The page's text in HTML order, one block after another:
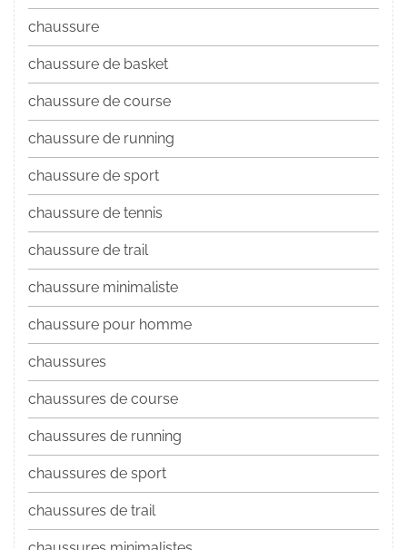
chaussure
chaussure de basket
chaussure de course
chaussure de running
chaussure de sport
chaussure de tennis
chaussure de trail
chaussure minimaliste
chaussure pour homme
chaussures
chaussures de course
chaussures de running
chaussures de sport
chaussures de trail